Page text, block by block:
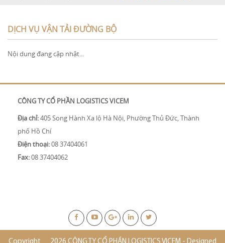
DỊCH VỤ VẬN TẢI ĐƯỜNG BỘ
Nội dung đang cập nhật...
CÔNG TY CỔ PHẦN LOGISTICS VICEM
Địa chỉ:405 Song Hành Xa lộ Hà Nội, Phường Thủ Đức, Thành
phố Hồ Chí
Điện thoại:08 37404061
Fax:08 37404062